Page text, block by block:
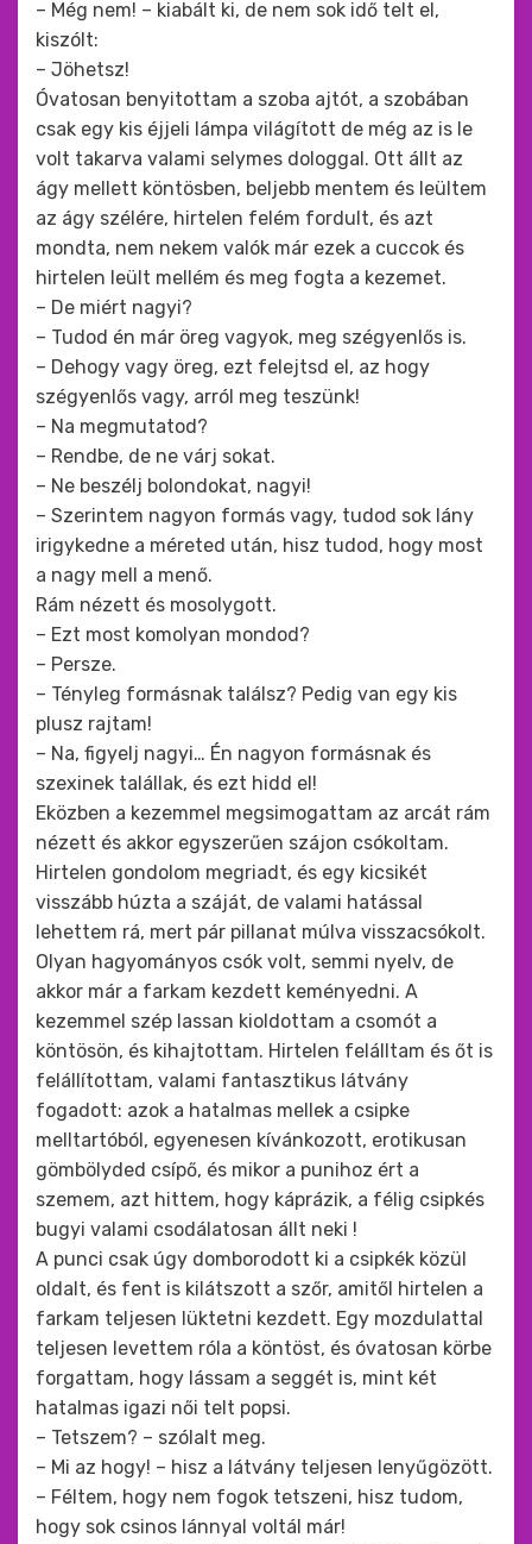
– Még nem! – kiabált ki, de nem sok idő telt el,
kiszólt:
– Jöhetsz!
Óvatosan benyitottam a szoba ajtót, a szobában
csak egy kis éjjeli lámpa világított de még az is le
volt takarva valami selymes dologgal. Ott állt az
ágy mellett köntösben, beljebb mentem és leültem
az ágy szélére, hirtelen felém fordult, és azt
mondta, nem nekem valók már ezek a cuccok és
hirtelen leült mellém és meg fogta a kezemet.
– De miért nagyi?
– Tudod én már öreg vagyok, meg szégyenlős is.
– Dehogy vagy öreg, ezt felejtsd el, az hogy
szégyenlős vagy, arról meg teszünk!
– Na megmutatod?
– Rendbe, de ne várj sokat.
– Ne beszélj bolondokat, nagyi!
– Szerintem nagyon formás vagy, tudod sok lány
irigykedne a méreted után, hisz tudod, hogy most
a nagy mell a menő.
Rám nézett és mosolygott.
– Ezt most komolyan mondod?
– Persze.
– Tényleg formásnak találsz? Pedig van egy kis
plusz rajtam!
– Na, figyelj nagyi… Én nagyon formásnak és
szexinek talállak, és ezt hidd el!
Eközben a kezemmel megsimogattam az arcát rám
nézett és akkor egyszerűen szájon csókoltam.
Hirtelen gondolom megriadt, és egy kicsikét
visszább húzta a száját, de valami hatással
lehettem rá, mert pár pillanat múlva visszacsókolt.
Olyan hagyományos csók volt, semmi nyelv, de
akkor már a farkam kezdett keményedni. A
kezemmel szép lassan kioldottam a csomót a
köntösön, és kihajtottam. Hirtelen felálltam és őt is
felállítottam, valami fantasztikus látvány
fogadott: azok a hatalmas mellek a csipke
melltartóból, egyenesen kívánkozott, erotikusan
gömbölyded csípő, és mikor a punihoz ért a
szemem, azt hittem, hogy káprázik, a félig csipkés
bugyi valami csodálatosan állt neki !
A punci csak úgy domborodott ki a csipkék közül
oldalt, és fent is kilátszott a szőr, amitől hirtelen a
farkam teljesen lüktetni kezdett. Egy mozdulattal
teljesen levettem róla a köntöst, és óvatosan körbe
forgattam, hogy lássam a seggét is, mint két
hatalmas igazi női telt popsi.
– Tetszem? – szólalt meg.
– Mi az hogy! – hisz a látvány teljesen lenyűgözött.
– Féltem, hogy nem fogok tetszeni, hisz tudom,
hogy sok csinos lánnyal voltál már!